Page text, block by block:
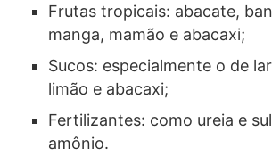
Frutas tropicais: abacate,
manga, mamão e abacaxi;
Sucos: especialmente o de
limão e abacaxi;
Fertilizantes: como ureia e
amônio.